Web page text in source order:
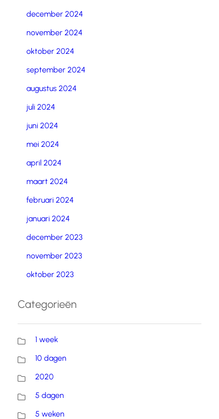
december 2024
november 2024
oktober 2024
september 2024
augustus 2024
juli 2024
juni 2024
mei 2024
april 2024
maart 2024
februari 2024
januari 2024
december 2023
november 2023
oktober 2023
Categorieën
1 week
10 dagen
2020
5 dagen
5 weken